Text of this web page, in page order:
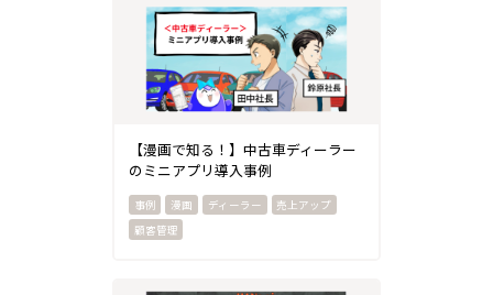
【漫画で知る！】中古車ディーラー
のミニアプリ導入事例
漫画 ディーラー
売上アップ
顧客管理